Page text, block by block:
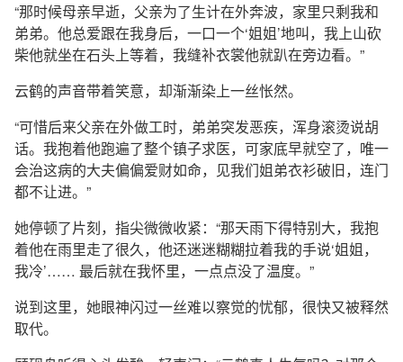
“那时候母亲早逝，父亲为了生计在外奔波，家里只剩我和
弟弟。他总爱跟在我身后，一口一个‘姐姐’地叫，我上山砍
柴他就坐在石头上等着，我缝补衣裳他就趴在旁边看。”
云鹤的声音带着笑意，却渐渐染上一丝怅然。
“可惜后来父亲在外做工时，弟弟突发恶疾，浑身滚烫说胡
话。我抱着他跑遍了整个镇子求医，可家底早就空了，唯一
会治这病的大夫偏偏爱财如命，见我们姐弟衣衫破旧，连门
都不让进。”
她停顿了片刻，指尖微微收紧：“那天雨下得特别大，我抱
着他在雨里走了很久，他还迷迷糊糊拉着我的手说‘姐姐，
我冷’…… 最后就在我怀里，一点点没了温度。”
说到这里，她眼神闪过一丝难以察觉的忧郁，很快又被释然
取代。